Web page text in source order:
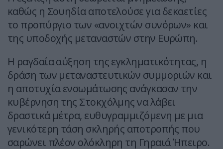
καθώς η Σουηδία αποτελούσε για δεκαετίες
το προπύργιο των «ανοιχτών συνόρων» και
της υποδοχής μεταναστών στην Ευρώπη.
Η ραγδαία αύξηση της εγκληματικότητας, η
δράση των μεταναστευτικών συμμοριών και
η αποτυχία ενσωμάτωσης ανάγκασαν την
κυβέρνηση της Στοκχόλμης να λάβει
δραστικά μέτρα, ευθυγραμμιζόμενη με μια
γενικότερη τάση σκληρής αποτροπής που
σαρώνει πλέον ολόκληρη τη Γηραιά Ήπειρο.